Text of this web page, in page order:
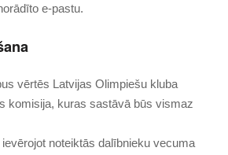
e-pastu.
vērtēs Latvijas Olimpiešu kluba
komisija, kuras sastāvā būs vismaz
noteiktās dalībnieku vecuma